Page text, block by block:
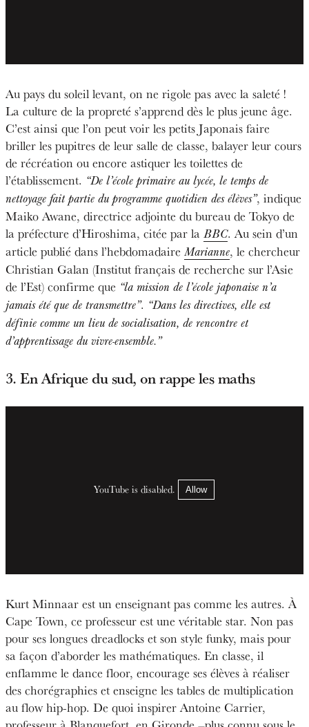
Au pays du soleil levant, on ne rigole pas avec la saleté !
La culture de la propreté s’apprend dès le plus jeune âge.
C’est ainsi que l’on peut voir les petits Japonais faire
briller les pupitres de leur salle de classe, balayer leur cours
de récréation ou encore astiquer les toilettes de
l’établissement. “De l’école primaire au lycée, le temps de
nettoyage fait partie du programme quotidien des élèves”, indique
Maiko Awane, directrice adjointe du bureau de Tokyo de
la préfecture d’Hiroshima, citée par la BBC. Au sein d’un
article publié dans l’hebdomadaire Marianne, le chercheur
Christian Galan (Institut français de recherche sur l’Asie
de l’Est) confirme que “la mission de l’école japonaise n’a
jamais été que de transmettre”. “Dans les directives, elle est
définie comme un lieu de socialisation, de rencontre et
d’apprentissage du vivre-ensemble.”
3. En Afrique du sud, on rappe les maths
YouTube is disabled. Allow
Kurt Minnaar est un enseignant pas comme les autres. À
Cape Town, ce professeur est une véritable star. Non pas
pour ses longues dreadlocks et son style funky, mais pour
sa façon d’aborder les mathématiques. En classe, il
enflamme le dance floor, encourage ses élèves à réaliser
des chorégraphies et enseigne les tables de multiplication
au flow hip-hop. De quoi inspirer Antoine Carrier,